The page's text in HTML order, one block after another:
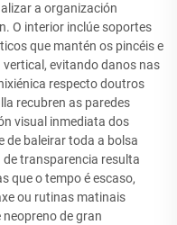
a organización
O interior inclúe soportes
que mantén os pincéis e
evitando danos nas
respecto doutros
recubren as paredes
visual inmediata dos
de baleirar toda a bolsa
transparencia resulta
que o tempo é escaso,
ou rutinas matinais
de gran